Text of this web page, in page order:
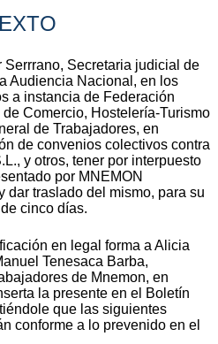
Serrrano, Secretaria judicial de
Audiencia Nacional, en los
a instancia de Federación
Comercio, Hostelería-Turismo
de Trabajadores, en
de convenios colectivos contra
y otros, tener por interpuesto
por MNEMON
dar traslado del mismo, para su
cinco días.
en legal forma a Alicia
Tenesaca Barba,
de Mnemon, en
la presente en el Boletín
que las siguientes
conforme a lo prevenido en el